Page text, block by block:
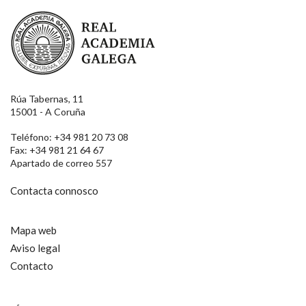
Nome
Enderezo electrónico
Real Academia Galega
Rúa Tabernas, 11
15001 - A Coruña
Teléfono: +34 981 20 73 08
Fax: +34 981 21 64 67
Apartado de correo 557
Contacta connosco
Mapa web
Aviso legal
Contacto